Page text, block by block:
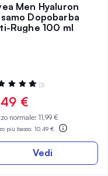
Men Hyaluron
Dopobarba
Rughe 100 ml
(3)
€
normale: 11,99 €
più basso: 10,49 €
Vedi